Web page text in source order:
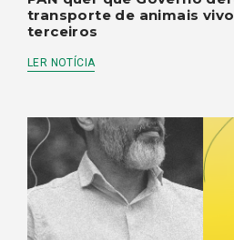
transporte de animais
terceiros
LER NOTÍCIA